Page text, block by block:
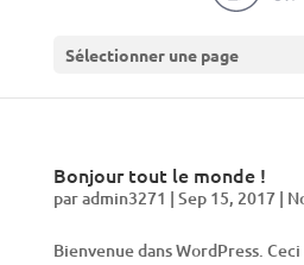
Sélectionner une page
Bonjour tout le monde !
paradmin3271 | Sep 15, 2017|
Bienvenue dans WordPress.